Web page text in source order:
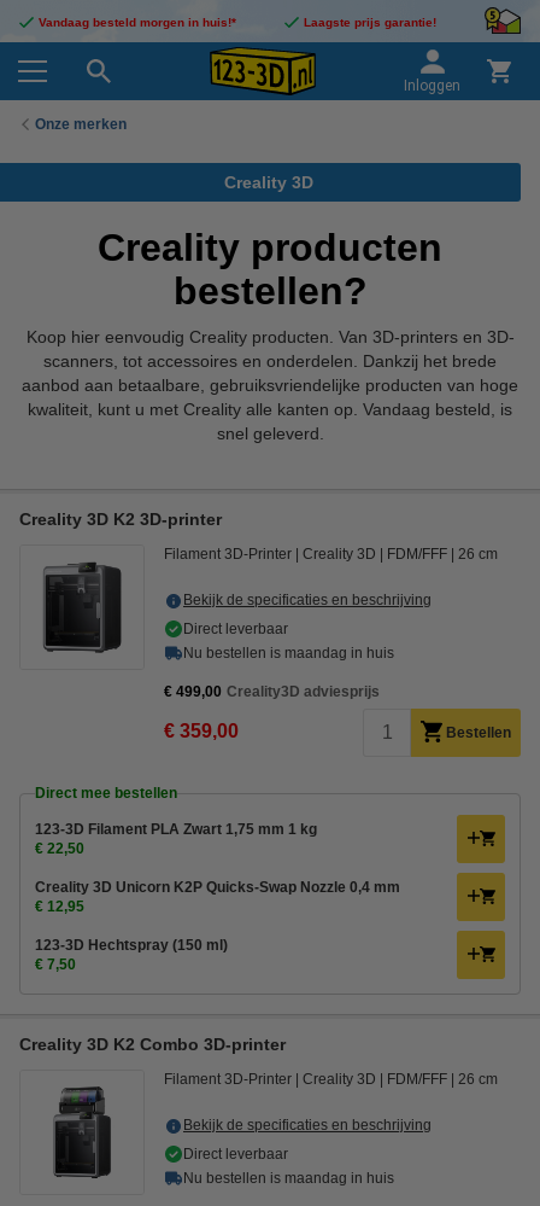
Vandaag besteld morgen in huis!* Laagste prijs garantie!
Inloggen
Onze merken
Creality 3D
Creality producten
bestellen?
Koop hier eenvoudig Creality producten. Van 3D-printers en 3D-
scanners, tot accessoires en onderdelen. Dankzij het brede
aanbod aan betaalbare, gebruiksvriendelijke producten van hoge
kwaliteit, kunt u met Creality alle kanten op. Vandaag besteld, is
snel geleverd.
Creality 3D K2 3D-printer
Filament 3D-Printer Creality 3D FDM/FFF 26 cm
Bekijk de specificaties en beschrijving
Direct leverbaar
Nu bestellen is maandag in huis
€ 499,00 Creality3D adviesprijs
€ 359,00 Bestellen
Direct mee bestellen
123-3D Filament PLA Zwart 1,75 mm 1 kg
€ 22,50
Creality 3D Unicorn K2P Quicks-Swap Nozzle 0,4 mm
€ 12,95
123-3D Hechtspray (150 ml)
€ 7,50
Creality 3D K2 Combo 3D-printer
Filament 3D-Printer Creality 3D FDM/FFF 26 cm
Bekijk de specificaties en beschrijving
Direct leverbaar
Nu bestellen is maandag in huis